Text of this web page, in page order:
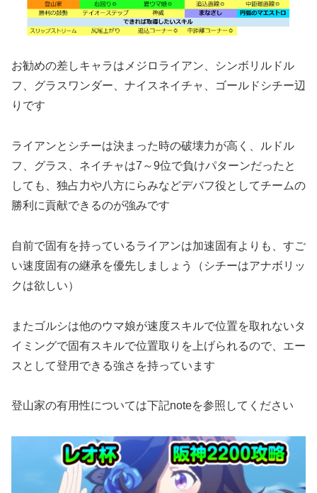
お勧めの差しキャラはメジロライアン、シンボリルドル
フ、グラスワンダー、ナイスネイチャ、ゴールドシチー辺
りです
ライアンとシチーは決まった時の破壊力が高く、ルドル
フ、グラス、ネイチャは7～9位で負けパターンだったと
しても、独占力や八方にらみなどデバフ役としてチームの
勝利に貢献できるのが強みです
自前で固有を持っているライアンは加速固有よりも、すご
い速度固有の継承を優先しましょう（シチーはアナボリッ
クは欲しい）
またゴルシは他のウマ娘が速度スキルで位置を取れないタ
イミングで固有スキルで位置取りを上げられるので、エー
スとして登用できる強さを持っています
登山家の有用性については下記noteを参照してください